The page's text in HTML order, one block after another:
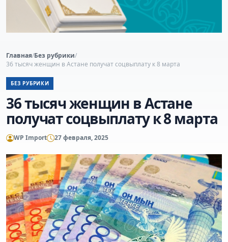
Главная/Без рубрики/
36 тысяч женщин в Астане получат соцвыплату к 8 марта
БЕЗ РУБРИКИ
36 тысяч женщин в Астане
получат соцвыплату к 8 марта
WP Import 27 февраля, 2025